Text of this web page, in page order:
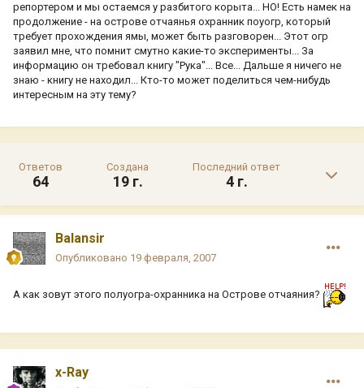
репортером и мы остаемся у разбитого корыта... НО! Есть намек на
продолжение - на острове отчаянья охранник поуогр, который
требует прохождения ямы, может быть разговорен... Этот огр
заявил мне, что помнит смутно какие-то эксперименты... За
информацию он требовал книгу "Рука"... Все... Дальше я ничего не
знаю - книгу не находил... Кто-то может поделиться чем-нибудь
интересным на эту тему?
Ответов
64
Создана
19 г.
Последний ответ
4 г.
Balansir
Опубликовано 19 февраля, 2007
А как зовут этого полуогра-охранника на Острове отчаяния?
x-Ray